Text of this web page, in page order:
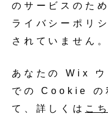
のサービスのた
ライバシーポリ
されていません。
あなたの Wix ウ
での Cookie の
て、詳しくは こ